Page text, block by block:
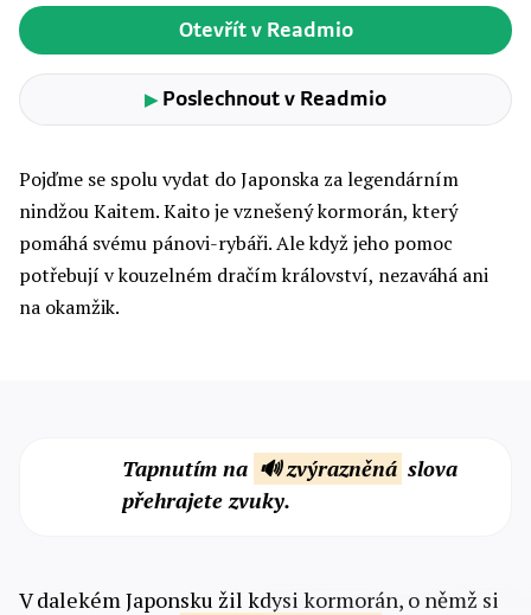
Otevřít v Readmio
▶Poslechnout v Readmio
Pojďme se spolu vydat do Japonska za legendárním
nindžou Kaitem. Kaito je vznešený kormorán, který
pomáhá svému pánovi-rybáři. Ale když jeho pomoc
potřebují v kouzelném dračím království, nezaváhá ani
na okamžik.
Tapnutím na 🔊 zvýrazněná slova
přehrajete zvuky.
V dalekém Japonsku žil kdysi kormorán, o němž si